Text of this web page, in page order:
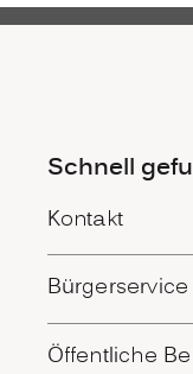
Schnell
Kontakt
Bürgerservice
Öffentliche